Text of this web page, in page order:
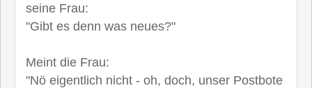
seine Frau:
"Gibt es denn was neues?"
Meint die Frau:
"Nö eigentlich nicht - oh, doch, unser Postbote